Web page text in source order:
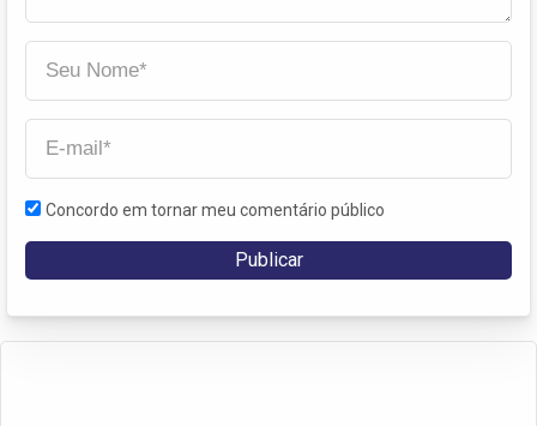
Concordo em tornar meu comentário público